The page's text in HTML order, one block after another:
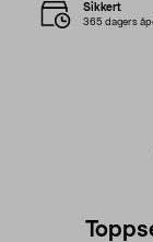
Sikkert
365 dagers